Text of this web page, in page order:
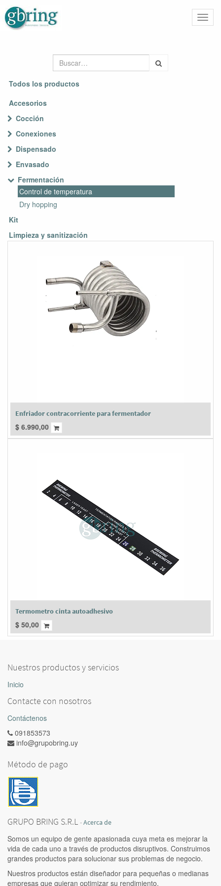
Todos los productos
Accesorios
Cocción
Conexiones
Dispensado
Envasado
Fermentación
Control de temperatura
Dry hopping
Kit
Limpieza y sanitización
Enfriador contracorriente para fermentador
$ 6.990,00
Termometro cinta autoadhesivo
$ 50,00
Nuestros productos y servicios
Inicio
Contacte con nosotros
Contáctenos
091853573
info@grupobring.uy
Método de pago
GRUPO BRING S.R.L -Acerca de
Somos un equipo de gente apasionada cuya meta es mejorar la
vida de cada uno a través de productos disruptivos. Construimos
grandes productos para solucionar sus problemas de negocio.
Nuestros productos están diseñador para pequeñas o medianas
empresas que quieran optimizar su rendimiento.